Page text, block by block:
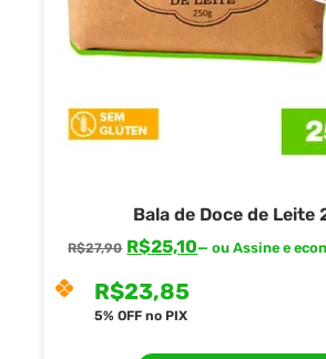
Bala de Doce de Leite
R$27,90 R$25,10— ou Assine e
R$23,85
5% OFF no PIX